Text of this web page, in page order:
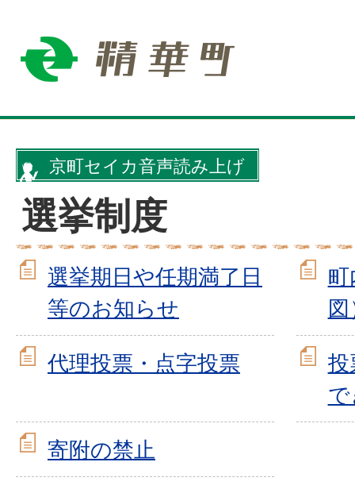
京町セイカ音声読み上げ
選挙制度
選挙期日や任期満了日
等のお知らせ
代理投票・点字投票
投
寄附の禁止